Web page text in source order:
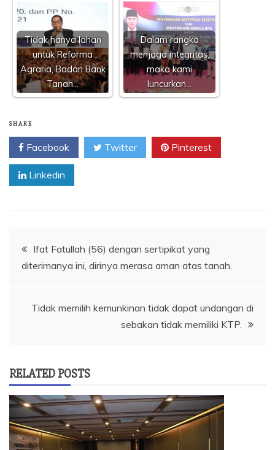
Tidak hanya lahan
untuk Reforma
Agraria, Badan Bank
Tanah…
Dalam rangka
menjaga integritas,
maka kami
luncurkan…
SHARE
Facebook Twitter Pinterest
Linkedin
Navigasi
Ifat Fatullah (56) dengan sertipikat yang
diterimanya ini, dirinya merasa aman atas tanah.
Tidak memilih kemunkinan tidak dapat undangan di
sebakan tidak memiliki KTP.
RELATED POSTS